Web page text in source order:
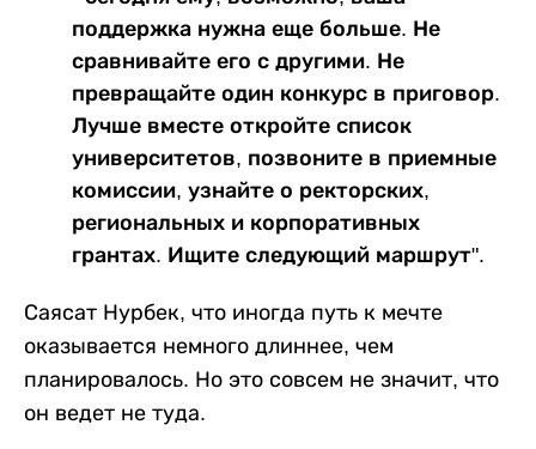
поддержка нужна еще больше. Не
сравнивайте его с другими. Не
превращайте один конкурс в приговор.
Лучше вместе откройте список
университетов, позвоните в приемные
комиссии, узнайте о ректорских,
региональных и корпоративных
грантах. Ищите следующий маршрут".
Саясат Нурбек, что иногда путь к мечте
оказывается немного длиннее, чем
планировалось. Но это совсем не значит, что
он ведет не туда.